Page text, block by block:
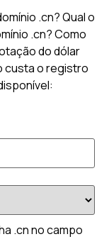
.cn? Qual o
.cn? Como
do dólar
custa o registro
.cn no campo